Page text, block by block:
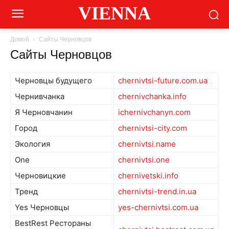
VIENNA
Домой Сайты Черновцов
Сайты Черновцов
Черновцы будущего
chernivtsi-future.com.ua
Чернивчанка
chernivchanka.info
Я Черновчанин
ichernivchanyn.com
Город
chernivtsi-city.com
Экология
chernivtsi.name
One
chernivtsi.one
Черновицкие
chernivetski.info
Тренд
chernivtsi-trend.in.ua
Yes Черновцы
yes-chernivtsi.com.ua
BestRest Рестораны